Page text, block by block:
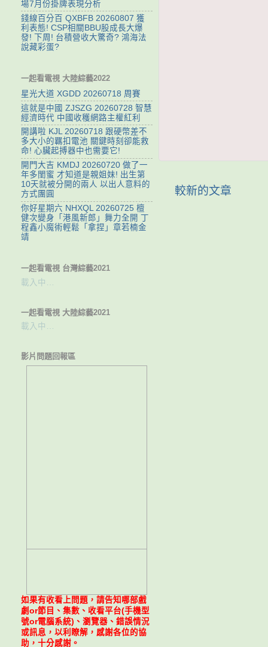
較新的文章
場7月份掛牌表現分析
錢線百分百 QXBFB 20260807 獲
利表態! CSP相關BBU股成長大爆
發! 下周! 台積營收大驚奇? 鴻海法
說藏彩蛋?
一起看電視 大陸綜藝2022
星光大道 XGDD 20260718 周賽
這就是中國 ZJSZG 20260728 智慧
經濟時代 中國收穫網路主權紅利
開講啦 KJL 20260718 跟硬幣差不
多大小的羈扣電池 關鍵時刻卻能救
命! 心臟起搏器中也需要它!
開門大吉 KMDJ 20260720 做了一
年多閨蜜 才知道是親姐妹! 出生第
10天就被分開的兩人 以出人意料的
方式團圓
你好星期六 NHXQL 20260725 檀
健次變身「港風新郎」舞力全開 丁
程鑫小魔術輕鬆「拿捏」章若楠金
靖
一起看電視 台灣綜藝2021
載入中…
一起看電視 大陸綜藝2021
載入中…
影片問題回報區
如果有收看上問題，請告知哪部戲
劇or節目、集數、收看平台(手機型
號or電腦系統)、瀏覽器、錯誤情況
或訊息，以利瞭解，感謝各位的協
助，十分感謝。